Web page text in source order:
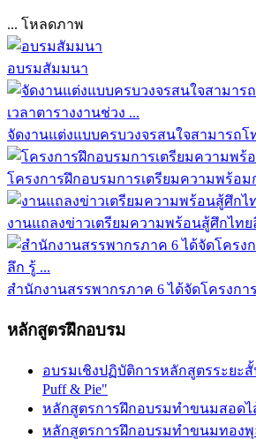
... โหลดภาพ
อบรมสัมมนา
จัดงานแต่งแบบครบวงจรสนใจสามารถโ
โครงการฝึกอบรมการเตรียมความพร้อม
งานแถลงข่าวเตรียมความพร้อนสู้ศึกไทย
สำนักงานสรรพากรภาค 6 ได้จัดโครงกา
หลักสูตรฝึกอบรม
อบรมเชิงปฏิบัติการหลักสูตรระยะสั้
Puff & Pie"
หลักสูตรการฝึกอบรมทำขนมสอดไ
หลักสูตรการฝึกอบรมทำขนมทอง